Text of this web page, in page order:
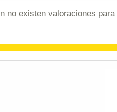
no existen valoraciones